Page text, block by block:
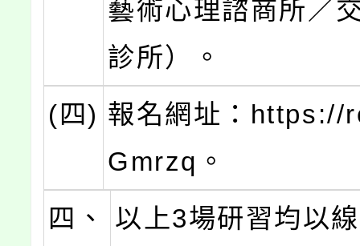
藝術心理諮商所／
診所）。
(四) 報名網址：https://
Gmrzq。
四、
以上3場研習均以